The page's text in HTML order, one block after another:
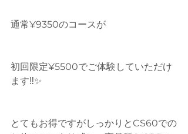
通常¥9350のコースが
初回限定¥5500でご体験していただけ
ます‼︎✨
とてもお得ですがしっかりとCS60での